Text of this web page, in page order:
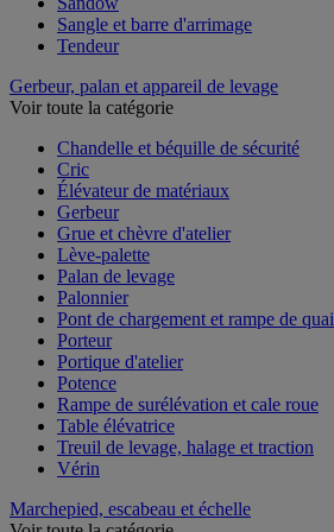
Sangle et barre d'arrimage
Tendeur
Gerbeur, palan et appareil de levage
Voir toute la catégorie
Chandelle et béquille de sécurité
Cric
Élévateur de matériaux
Gerbeur
Grue et chèvre d'atelier
Lève-palette
Palan de levage
Palonnier
Pont de chargement et rampe de quai
Porteur
Portique d'atelier
Potence
Rampe de surélévation et cale roue
Table élévatrice
Treuil de levage, halage et traction
Vérin
Marchepied, escabeau et échelle